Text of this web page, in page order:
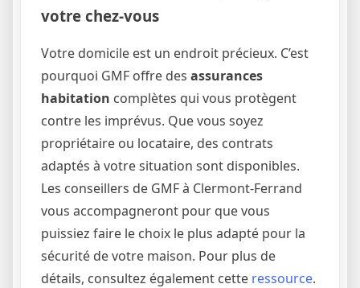
votre chez-vous
Votre domicile est un endroit précieux. C’est
pourquoi GMF offre des assurances
habitation complètes qui vous protègent
contre les imprévus. Que vous soyez
propriétaire ou locataire, des contrats
adaptés à votre situation sont disponibles.
Les conseillers de GMF à Clermont-Ferrand
vous accompagneront pour que vous
puissiez faire le choix le plus adapté pour la
sécurité de votre maison. Pour plus de
détails, consultez également cette ressource.